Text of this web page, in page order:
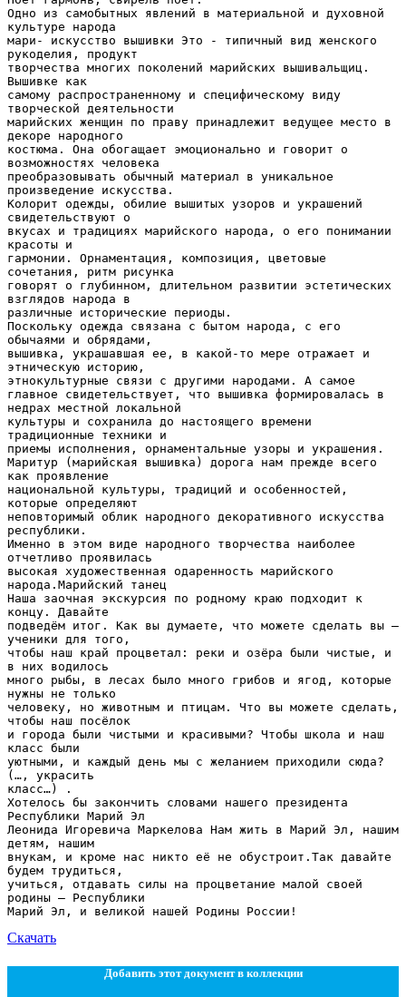
Скачать
Добавить этот документ в коллекции